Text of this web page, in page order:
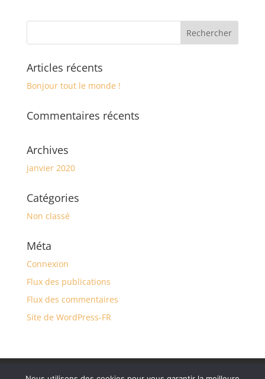
Articles récents
Bonjour tout le monde !
Commentaires récents
Archives
janvier 2020
Catégories
Non classé
Méta
Connexion
Flux des publications
Flux des commentaires
Site de WordPress-FR
Mentions légales